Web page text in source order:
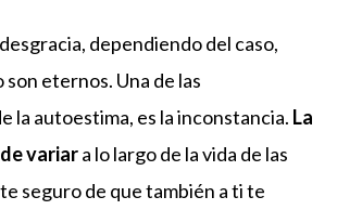
dependiendo del caso,
eternos. Una de las
la autoestima, es la inconstancia. La
variara lo largo de la vida de las
seguro de que también a ti te